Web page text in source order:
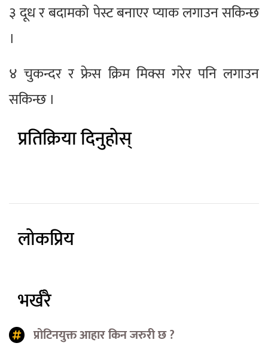
३ दूध र बदामको पेस्ट बनाएर प्याक लगाउन सकिन्छ
।
४ चुकन्दर र फ्रेस क्रिम मिक्स गरेर पनि लगाउन
सकिन्छ ।
प्रतिक्रिया दिनुहोस्
लोकप्रिय
भर्खरै
प्रोटिनयुक्त आहार किन जरुरी छ ?